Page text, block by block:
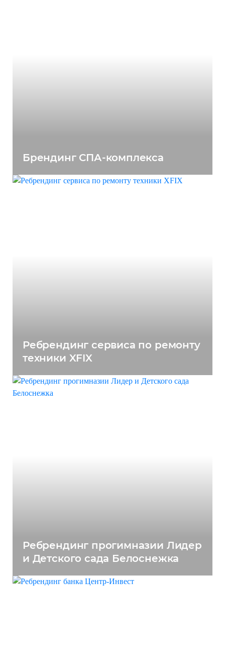
Брендинг СПА-комплекса
Ребрендинг сервиса по ремонту
техники XFIX
Ребрендинг прогимназии Лидер
и Детского сада Белоснежка